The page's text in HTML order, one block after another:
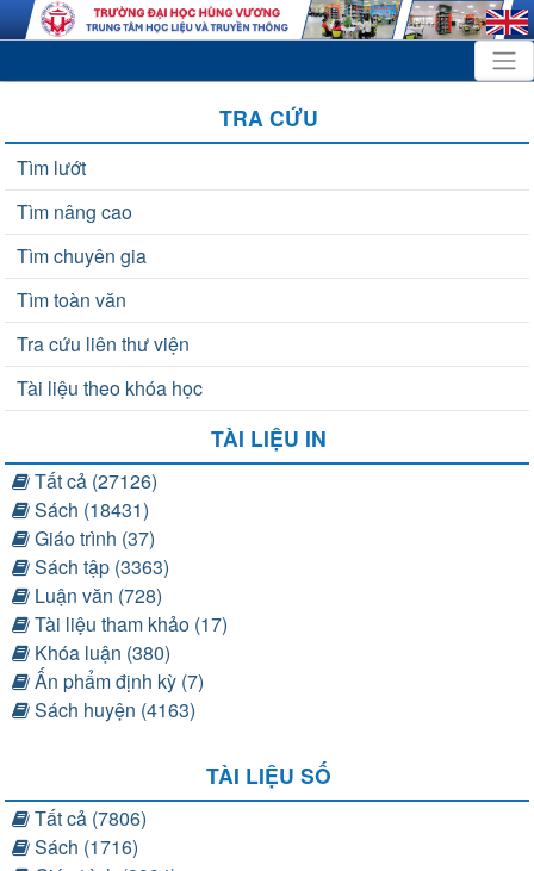
TRA CỨU
Tìm lướt
Tìm nâng cao
Tìm chuyên gia
Tìm toàn văn
Tra cứu liên thư viện
Tài liệu theo khóa học
TÀI LIỆU IN
Tất cả (27126)
Sách (18431)
Giáo trình (37)
Sách tập (3363)
Luận văn (728)
Tài liệu tham khảo (17)
Khóa luận (380)
Ấn phẩm định kỳ (7)
Sách huyện (4163)
TÀI LIỆU SỐ
Tất cả (7806)
Sách (1716)